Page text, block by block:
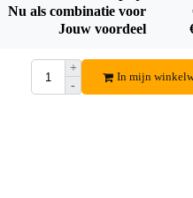
Ayra DMX
€ 5,50
Bestel mee
Nu als combinatie voor
Jouw voordeel
+
-
In mijn